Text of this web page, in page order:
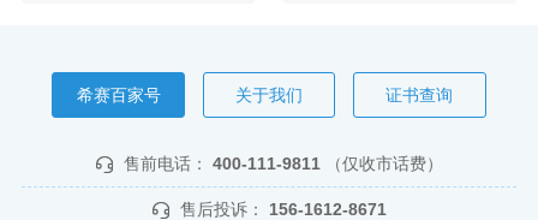
希赛百家号 关于我们 证书查询
售前电话： 400-111-9811 （仅收市话费）
售后投诉： 156-1612-8671